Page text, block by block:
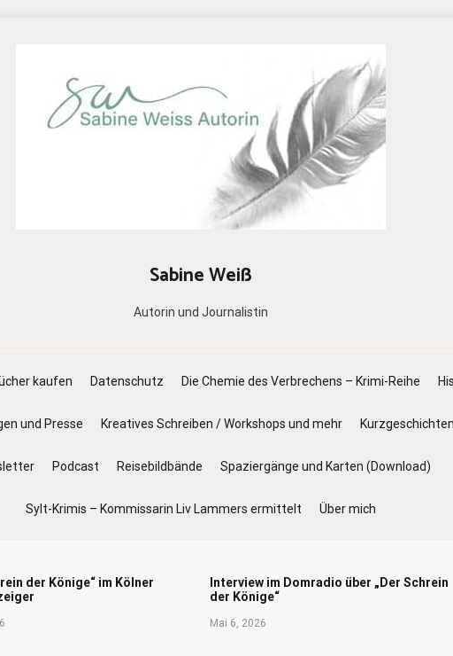
Sabine Weiß
Autorin und Journalistin
kaufen Datenschutz Die Chemie des Verbrechens – Krimi-Reihe
und Presse Kreatives Schreiben / Workshops und mehr Kurzgeschichten
Podcast Reisebildbände Spaziergänge und Karten (Download)
Sylt-Krimis – Kommissarin Liv Lammers ermittelt Über mich
der Könige“ im Kölner
Interview im Domradio über „Der Schrein
der Könige“
Mai 6, 2026